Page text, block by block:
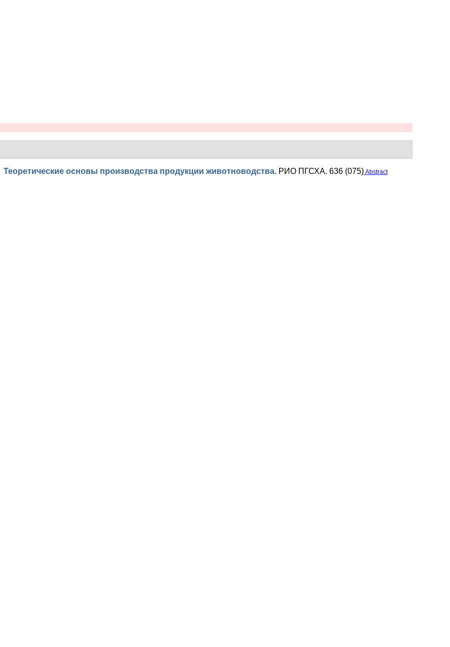
Теоретические основы производства продукции животноводства. РИО ПГСХА. 636 (075) Abstract